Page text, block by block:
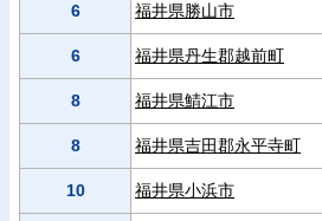
6 福井県勝山市
6 福井県丹生郡越前町
8 福井県鯖江市
8 福井県吉田郡永平寺町
10 福井県小浜市